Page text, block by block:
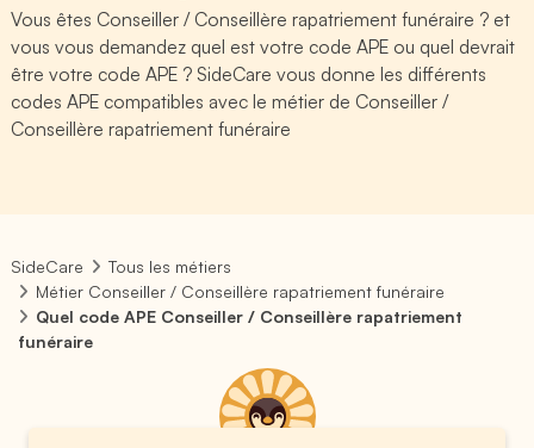
Vous êtes Conseiller / Conseillère rapatriement funéraire ? et
vous vous demandez quel est votre code APE ou quel devrait
être votre code APE ? SideCare vous donne les différents
codes APE compatibles avec le métier de Conseiller /
Conseillère rapatriement funéraire
SideCare
Tous les métiers
Métier Conseiller / Conseillère rapatriement funéraire
Quel code APE Conseiller / Conseillère rapatriement
funéraire